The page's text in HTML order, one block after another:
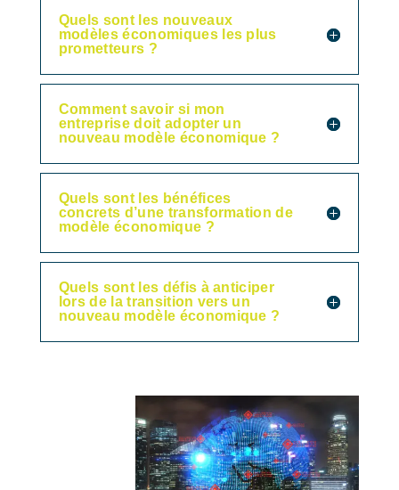
Quels sont les nouveaux
modèles économiques les plus
prometteurs ?
Comment savoir si mon
entreprise doit adopter un
nouveau modèle économique ?
Quels sont les bénéfices
concrets d’une transformation de
modèle économique ?
Quels sont les défis à anticiper
lors de la transition vers un
nouveau modèle économique ?